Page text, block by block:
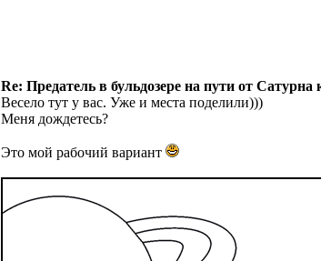
Re: Предатель в бульдозере на пути от Сатурна
Весело тут у вас. Уже и места поделили)))
Меня дождетесь?
Это мой рабочий вариант